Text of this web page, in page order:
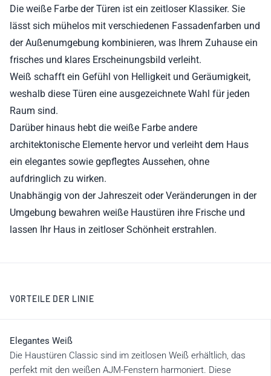
Die weiße Farbe der Türen ist ein zeitloser Klassiker. Sie
lässt sich mühelos mit verschiedenen Fassadenfarben und
der Außenumgebung kombinieren, was Ihrem Zuhause ein
frisches und klares Erscheinungsbild verleiht.
Weiß schafft ein Gefühl von Helligkeit und Geräumigkeit,
weshalb diese Türen eine ausgezeichnete Wahl für jeden
Raum sind.
Darüber hinaus hebt die weiße Farbe andere
architektonische Elemente hervor und verleiht dem Haus
ein elegantes sowie gepflegtes Aussehen, ohne
aufdringlich zu wirken.
Unabhängig von der Jahreszeit oder Veränderungen in der
Umgebung bewahren weiße Haustüren ihre Frische und
lassen Ihr Haus in zeitloser Schönheit erstrahlen.
VORTEILE DER LINIE
Elegantes Weiß
Die Haustüren Classic sind im zeitlosen Weiß erhältlich, das
perfekt mit den weißen AJM-Fenstern harmoniert. Diese